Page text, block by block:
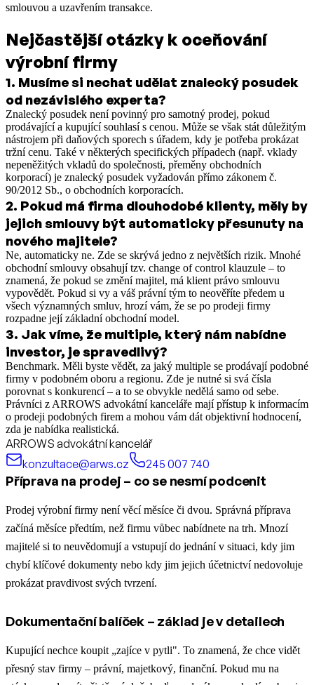
smlouvou a uzavřením transakce.
Nejčastější otázky k oceňování
výrobní firmy
1. Musíme si nechat udělat znalecký posudek
od nezávislého experta?
Znalecký posudek není povinný pro samotný prodej, pokud
prodávající a kupující souhlasí s cenou. Může se však stát důležitým
nástrojem při daňových sporech s úřadem, kdy je potřeba prokázat
tržní cenu. Také v některých specifických případech (např. vklady
nepeněžitých vkladů do společnosti, přeměny obchodních
korporací) je znalecký posudek vyžadován přímo zákonem č.
90/2012 Sb., o obchodních korporacích.
2. Pokud má firma dlouhodobé klienty, měly by
jejich smlouvy být automaticky přesunuty na
nového majitele?
Ne, automaticky ne. Zde se skrývá jedno z největších rizik. Mnohé
obchodní smlouvy obsahují tzv. change of control klauzule – to
znamená, že pokud se změní majitel, má klient právo smlouvu
vypovědět. Pokud si vy a váš právní tým to neověříte předem u
všech významných smluv, hrozí vám, že se po prodeji firmy
rozpadne její základní obchodní model.
3. Jak víme, že multiple, který nám nabídne
investor, je spravedlivý?
Benchmark. Měli byste vědět, za jaký multiple se prodávají podobné
firmy v podobném oboru a regionu. Zde je nutné si svá čísla
porovnat s konkurencí – a to se obvykle nedělá samo od sebe.
Právníci z ARROWS advokátní kanceláře mají přístup k informacím
o prodeji podobných firem a mohou vám dát objektivní hodnocení,
zda je nabídka realistická.
ARROWS advokátní kancelář
konzultace@arws.cz
245 007 740
Příprava na prodej – co se nesmí podcenit
Prodej výrobní firmy není věcí měsíce či dvou. Správná příprava
začíná měsíce předtím, než firmu vůbec nabídnete na trh. Mnozí
majitelé si to neuvědomují a vstupují do jednání v situaci, kdy jim
chybí klíčové dokumenty nebo kdy jim jejich účetnictví nedovoluje
prokázat pravdivost svých tvrzení.
Dokumentační balíček – základ je v detailech
Kupující nechce koupit „zajíce v pytli". To znamená, že chce vidět
přesný stav firmy – právní, majetkový, finanční. Pokud mu na